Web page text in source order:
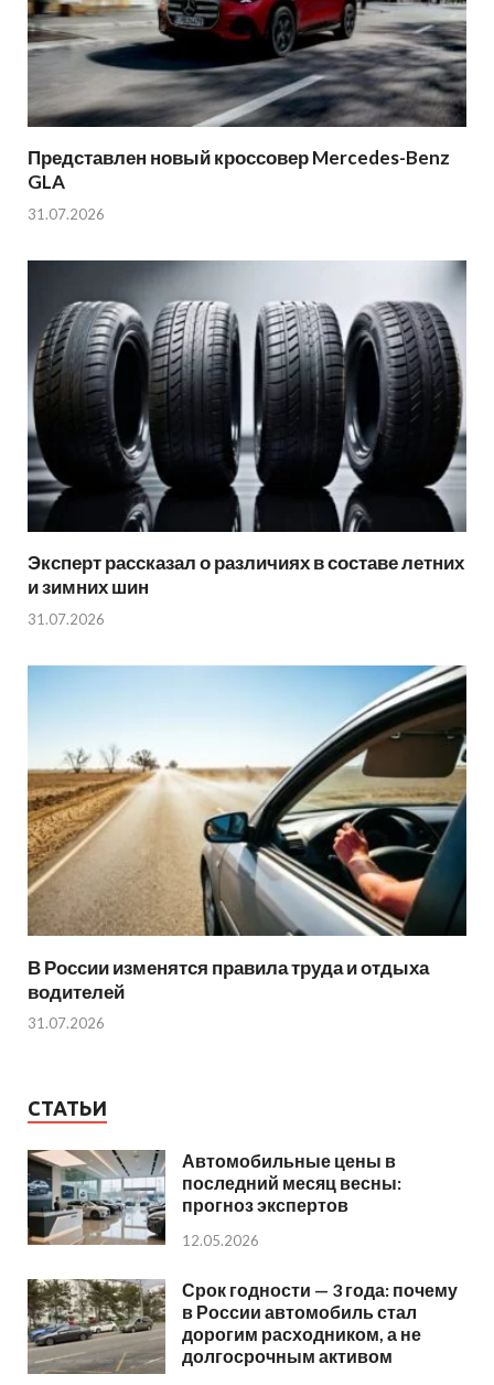
Представлен новый кроссовер Mercedes-Benz
GLA
31.07.2026
Эксперт рассказал о различиях в составе летних
и зимних шин
31.07.2026
В России изменятся правила труда и отдыха
водителей
31.07.2026
СТАТЬИ
Автомобильные цены в
последний месяц весны:
прогноз экспертов
12.05.2026
Срок годности — 3 года: почему
в России автомобиль стал
дорогим расходником, а не
долгосрочным активом